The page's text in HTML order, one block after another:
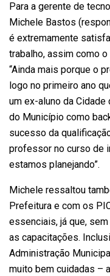
Para a gerente de
Michele Bastos
é extremamente
trabalho, assim como
“Ainda mais porque o
logo no primeiro ano
um ex-aluno da Cidade
do Município como
sucesso da
professor no curso de
estamos planejando”.
Michele ressaltou
Prefeitura e com os
essenciais, já que,
as capacitações.
Administração
muito bem cuidadas –